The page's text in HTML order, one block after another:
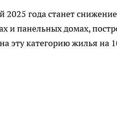
2025 года станет
и панельных домах,
эту категорию жилья на